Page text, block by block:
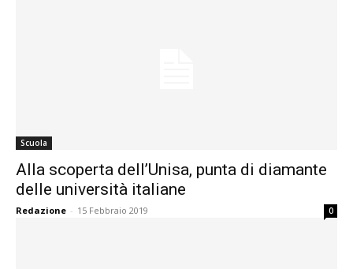
Scuola
Alla scoperta dell’Unisa, punta di diamante
delle università italiane
Redazione - 15 Febbraio 2019 0